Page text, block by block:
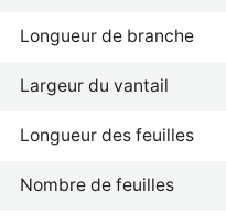
Longueur de branche
Largeur du vantail
Longueur des feuilles
Nombre de feuilles